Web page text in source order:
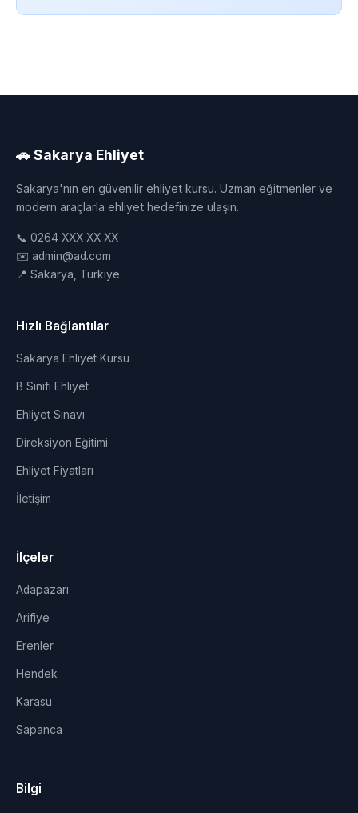
🚗 Sakarya Ehliyet
Sakarya'nın en güvenilir ehliyet kursu. Uzman eğitmenler ve
modern araçlarla ehliyet hedefinize ulaşın.
📞 0264 XXX XX XX
✉️ admin@ad.com
📍 Sakarya, Türkiye
Hızlı Bağlantılar
Sakarya Ehliyet Kursu
B Sınıfı Ehliyet
Ehliyet Sınavı
Direksiyon Eğitimi
Ehliyet Fiyatları
İletişim
İlçeler
Adapazarı
Arifiye
Erenler
Hendek
Karasu
Sapanca
Bilgi